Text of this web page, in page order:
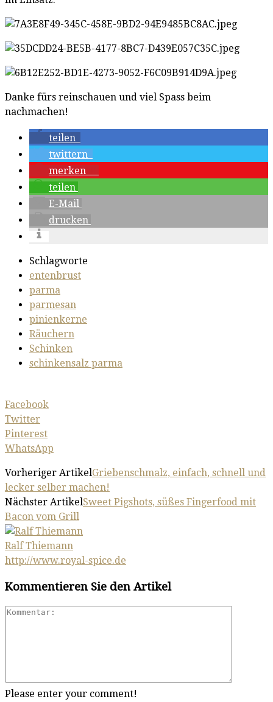
Danke fürs reinschauen und viel Spass beim
nachmachen!
teilen
twittern
merken
teilen
E-Mail
drucken
Schlagworte
entenbrust
parma
parmesan
pinienkerne
Räuchern
Schinken
schinkensalz parma
Facebook
Twitter
Pinterest
WhatsApp
Vorheriger ArtikelGriebenschmalz, einfach, schnell und
lecker selber machen!
Nächster ArtikelSweet Pigshots, süßes Fingerfood mit
Bacon vom Grill
Ralf Thiemann
http://www.royal-spice.de
Kommentieren Sie den Artikel
Please enter your comment!